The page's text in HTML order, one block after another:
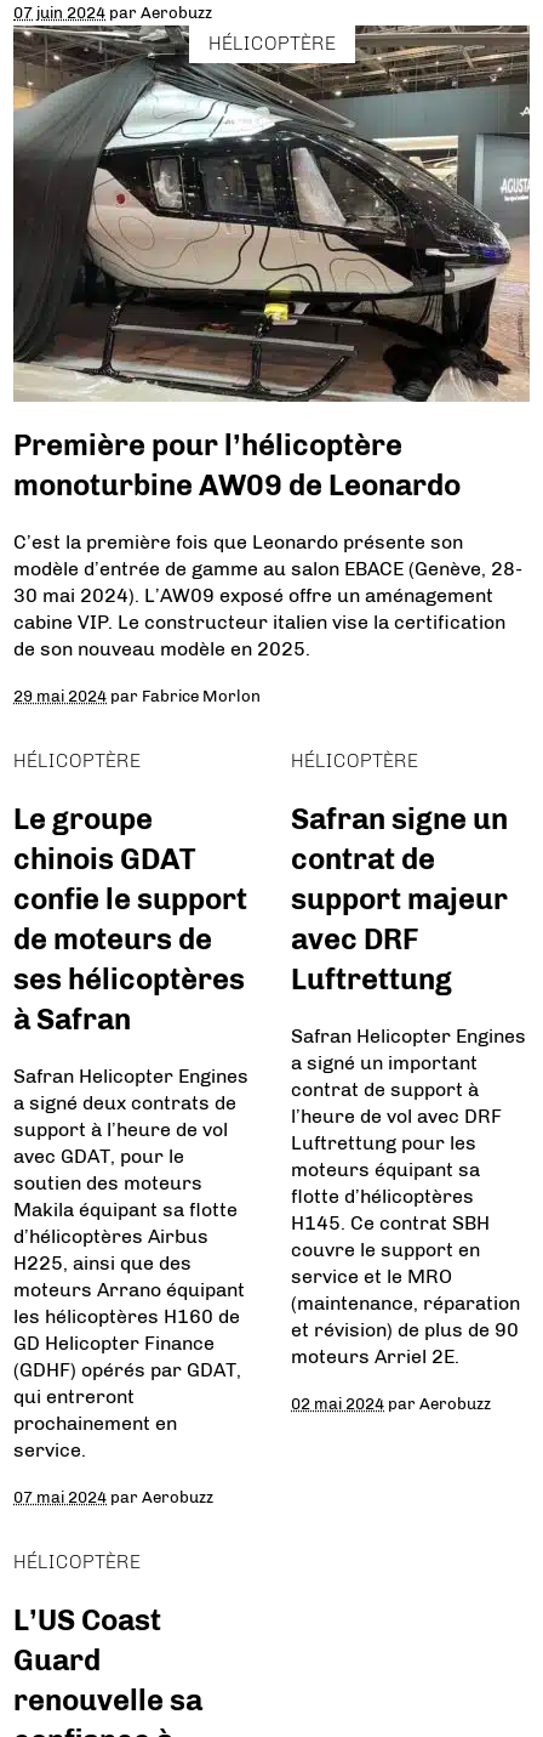
07 juin 2024 parAerobuzz
HÉLICOPTÈRE
Première pour l’hélicoptère
monoturbine AW09 de Leonardo
C’est la première fois que Leonardo présente son
modèle d’entrée de gamme au salon EBACE (Genève, 28-
30 mai 2024). L’AW09 exposé offre un aménagement
cabine VIP. Le constructeur italien vise la certification
de son nouveau modèle en 2025.
29 mai 2024 par Fabrice Morlon
HÉLICOPTÈRE
Le groupe
chinois GDAT
confie le support
de moteurs de
ses hélicoptères
à Safran
Safran Helicopter Engines
a signé deux contrats de
support à l’heure de vol
avec GDAT, pour le
soutien des moteurs
Makila équipant sa flotte
d’hélicoptères Airbus
H225, ainsi que des
moteurs Arrano équipant
les hélicoptères H160 de
GD Helicopter Finance
(GDHF) opérés par GDAT,
qui entreront
prochainement en
service.
07 mai 2024 parAerobuzz
HÉLICOPTÈRE
Safran signe un
contrat de
support majeur
avec DRF
Luftrettung
Safran Helicopter Engines
a signé un important
contrat de support à
l’heure de vol avec DRF
Luftrettung pour les
moteurs équipant sa
flotte d’hélicoptères
H145. Ce contrat SBH
couvre le support en
service et le MRO
(maintenance, réparation
et révision) de plus de 90
moteurs Arriel 2E.
02 mai 2024 parAerobuzz
HÉLICOPTÈRE
L’US Coast
Guard
renouvelle sa